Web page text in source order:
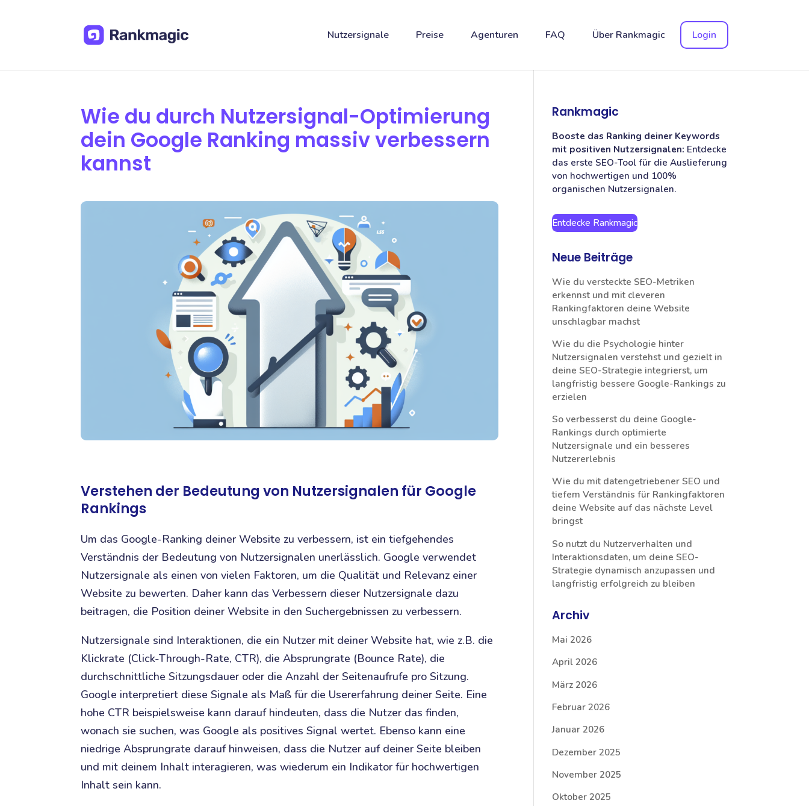
Nutzersignale Preise Agenturen FAQ Über Rankmagic Login
Wie du durch Nutzersignal-Optimierung
dein Google Ranking massiv verbessern
kannst
Verstehen der Bedeutung von Nutzersignalen für Google
Rankings
Um das Google-Ranking deiner Website zu verbessern, ist ein tiefgehendes
Verständnis der Bedeutung von Nutzersignalen unerlässlich. Google verwendet
Nutzersignale als einen von vielen Faktoren, um die Qualität und Relevanz einer
Website zu bewerten. Daher kann das Verbessern dieser Nutzersignale dazu
beitragen, die Position deiner Website in den Suchergebnissen zu verbessern.
Nutzersignale sind Interaktionen, die ein Nutzer mit deiner Website hat, wie z.B. die
Klickrate (Click-Through-Rate, CTR), die Absprungrate (Bounce Rate), die
durchschnittliche Sitzungsdauer oder die Anzahl der Seitenaufrufe pro Sitzung.
Google interpretiert diese Signale als Maß für die Usererfahrung deiner Seite. Eine
hohe CTR beispielsweise kann darauf hindeuten, dass die Nutzer das finden,
wonach sie suchen, was Google als positives Signal wertet. Ebenso kann eine
niedrige Absprungrate darauf hinweisen, dass die Nutzer auf deiner Seite bleiben
und mit deinem Inhalt interagieren, was wiederum ein Indikator für hochwertigen
Inhalt sein kann.
Rankmagic
Booste das Ranking deiner Keywords
mit positiven Nutzersignalen: Entdecke
das erste SEO-Tool für die Auslieferung
von hochwertigen und 100%
organischen Nutzersignalen.
Entdecke Rankmagic
Neue Beiträge
Wie du versteckte SEO-Metriken
erkennst und mit cleveren
Rankingfaktoren deine Website
unschlagbar machst
Wie du die Psychologie hinter
Nutzersignalen verstehst und gezielt in
deine SEO-Strategie integrierst, um
langfristig bessere Google-Rankings zu
erzielen
So verbesserst du deine Google-
Rankings durch optimierte
Nutzersignale und ein besseres
Nutzererlebnis
Wie du mit datengetriebener SEO und
tiefem Verständnis für Rankingfaktoren
deine Website auf das nächste Level
bringst
So nutzt du Nutzerverhalten und
Interaktionsdaten, um deine SEO-
Strategie dynamisch anzupassen und
langfristig erfolgreich zu bleiben
Archiv
Mai 2026
April 2026
März 2026
Februar 2026
Januar 2026
Dezember 2025
November 2025
Oktober 2025